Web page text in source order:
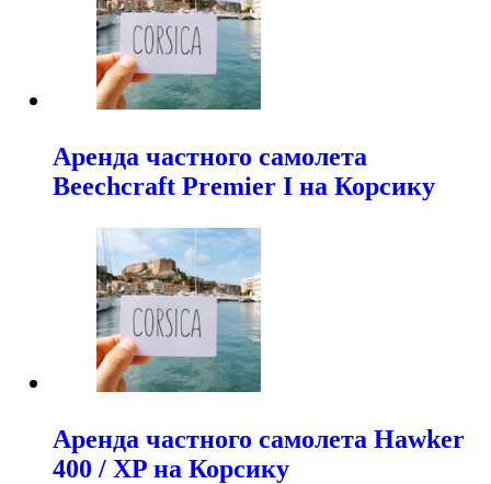
Аренда частного самолета
Beechcraft Premier I на Корсику
Аренда частного самолета Hawker
400 / XP на Корсику